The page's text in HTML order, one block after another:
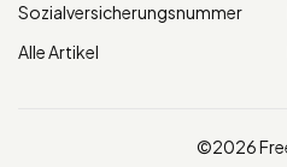
Sozialversicherungsnummer
Alle Artikel
©2026